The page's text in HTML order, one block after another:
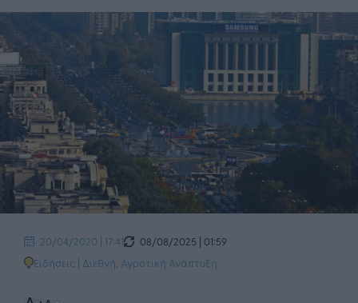
20/04/2020 | 17:41
08/08/2025 | 01:59
Ειδήσεις | Διεθνή Αγροτική Ανάπτυξη